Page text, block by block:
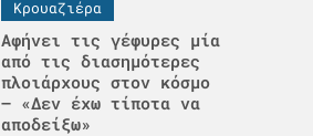
Κρουαζιέρα
Αφήνει τις γέφυρες μία
από τις διασημότερες
πλοιάρχους στον κόσμο
– «Δεν έχω τίποτα να
αποδείξω»